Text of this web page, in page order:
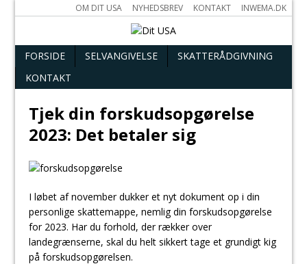
OM DIT USA NYHEDSBREV KONTAKT INWEMA.DK
FORSIDE SELVANGIVELSE
SKATTERÅDGIVNING
KONTAKT
Tjek din forskudsopgørelse
2023: Det betaler sig
I løbet af november dukker et nyt dokument op i din
personlige skattemappe, nemlig din forskudsopgørelse
for 2023. Har du forhold, der rækker over
landegrænserne, skal du helt sikkert tage et grundigt kig
på forskudsopgørelsen.